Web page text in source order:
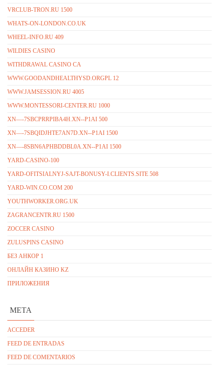
VRCLUB-TRON.RU 1500
WHATS-ON-LONDON.CO.UK
WHEEL-INFO.RU 409
WILDIES CASINO
WITHDRAWAL CASINO CA
WWW.GOODANDHEALTHYSD.ORGPL 12
WWW.JAMSESSION.RU 4005
WWW.MONTESSORI-CENTER.RU 1000
XN—-7SBCPRRPIBA4H.XN--P1AI 500
XN—-7SBQIDJHTE7AN7D.XN--P1AI 1500
XN—-8SBN6APHBDDBL0A.XN--P1AI 1500
YARD-CASINO-100
YARD-OFITSIALNYJ-SAJT-BONUSY-I.CLIENTS.SITE 508
YARD-WIN.CO.COM 200
YOUTHWORKER.ORG.UK
ZAGRANCENTR.RU 1500
ZOCCER CASINO
ZULUSPINS CASINO
БЕЗ АНКОР 1
ОНЛАЙН КАЗИНО KZ
ПРИЛОЖЕНИЯ
META
ACCEDER
FEED DE ENTRADAS
FEED DE COMENTARIOS